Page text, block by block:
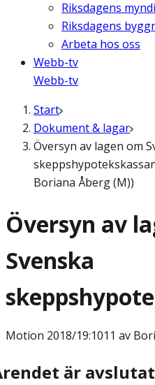
Riksdagens
Riksdagens
Arbeta hos oss
Webb-tv
Webb-tv
Start
Dokument & lagar
Översyn av lagen om
Boriana Åberg (M))
Översyn av
Svenska
Motion 2018/19:1011 av
är avslutat